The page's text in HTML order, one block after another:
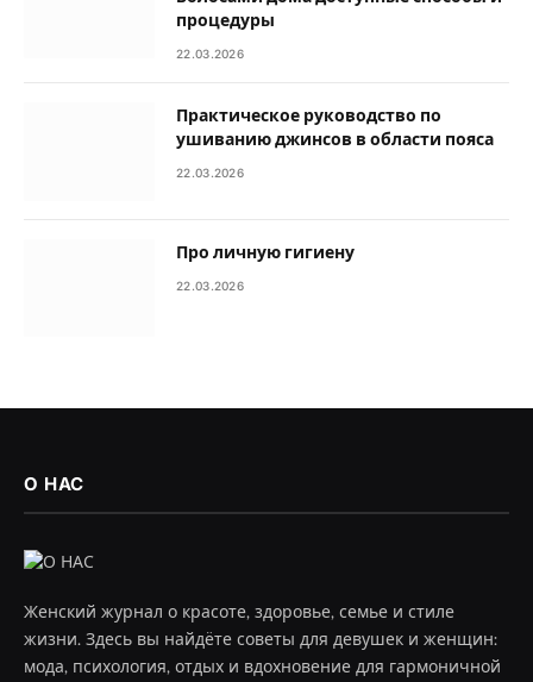
процедуры
22.03.2026
Практическое руководство по
ушиванию джинсов в области пояса
22.03.2026
Про личную гигиену
22.03.2026
О НАС
Женский журнал о красоте, здоровье, семье и стиле
жизни. Здесь вы найдёте советы для девушек и женщин:
мода, психология, отдых и вдохновение для гармоничной